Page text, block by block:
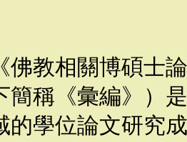
相關博碩士論
簡稱《彙編》）
的學位論文研究